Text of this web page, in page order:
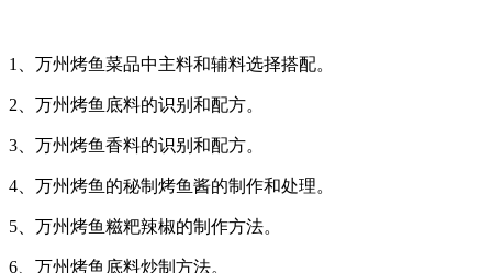
1、万州烤鱼菜品中主料和辅料选择搭配。
2、万州烤鱼底料的识别和配方。
3、万州烤鱼香料的识别和配方。
4、万州烤鱼的秘制烤鱼酱的制作和处理。
5、万州烤鱼糍粑辣椒的制作方法。
6、万州烤鱼底料炒制方法。